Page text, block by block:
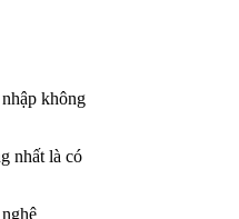
không
nhất là có